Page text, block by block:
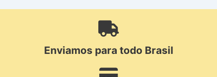
Enviamos para todo Brasil